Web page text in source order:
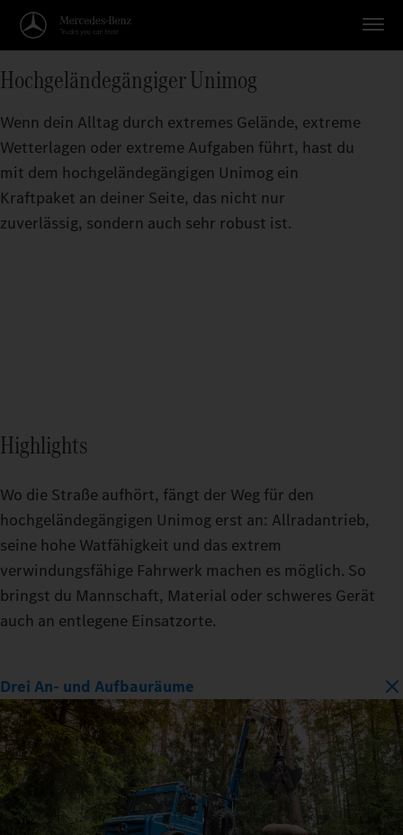
Hochgeländegängiger Unimog
Wenn dein Alltag durch extremes Gelände, extreme
Wetterlagen oder extreme Aufgaben führt, hast du
mit dem hochgeländegängigen Unimog ein
Kraftpaket an deiner Seite, das nicht nur
zuverlässig, sondern auch sehr robust ist.
Highlights
Wo die Straße aufhört, fängt der Weg für den
hochgeländegängigen Unimog erst an: Allradantrieb,
seine hohe Watfähigkeit und das extrem
verwindungsfähige Fahrwerk machen es möglich. So
bringst du Mannschaft, Material oder schweres Gerät
auch an entlegene Einsatzorte.
Drei An- und Aufbauräume